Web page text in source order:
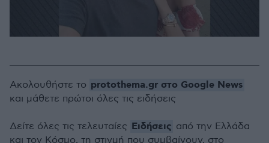
Ακολουθήστε το protothema.gr στο Google News
και μάθετε πρώτοι όλες τις ειδήσεις
Δείτε όλες τις τελευταίες Ειδήσεις από την Ελλάδα
και τον Κόσμο, τη στιγμή που συμβαίνουν, στο